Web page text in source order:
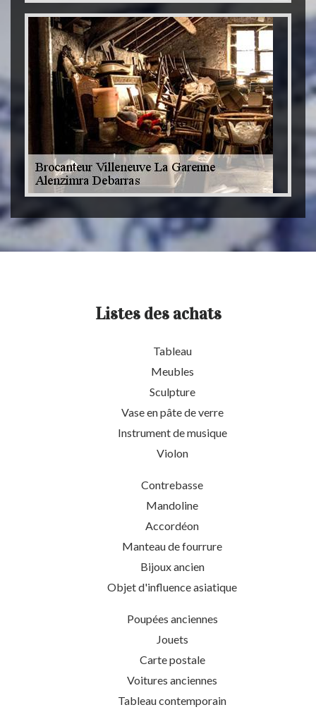
Listes des achats
Tableau
Meubles
Sculpture
Vase en pâte de verre
Instrument de musique
Violon
Contrebasse
Mandoline
Accordéon
Manteau de fourrure
Bijoux ancien
Objet d'influence asiatique
Poupées anciennes
Jouets
Carte postale
Voitures anciennes
Tableau contemporain